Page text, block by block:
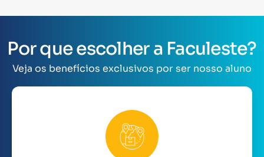
Por que escolher a Faculeste?
Veja os benefícios exclusivos por ser nosso aluno